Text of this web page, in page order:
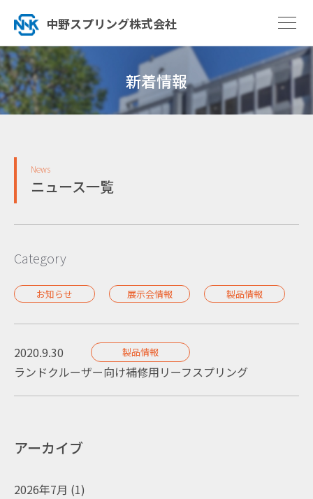
中野スプリング株式会社
新着情報
News
ニュース一覧
Category
お知らせ 展示会情報 製品情報
2020.9.30 製品情報
ランドクルーザー向け補修用リーフスプリング
アーカイブ
2026年7月 (1)